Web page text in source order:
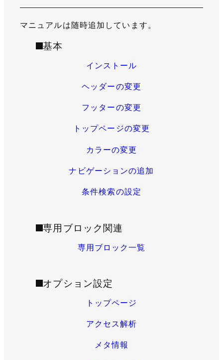
マニュアルは随時追加しています。
基本
インストール
ヘッダーの変更
フッターの変更
トップページの変更
カラーの変更
ナビゲーションの追加
条件検索の設定
専用ブロック関連
専用ブロック一覧
オプション設定
トップページ
アクセス解析
メタ情報